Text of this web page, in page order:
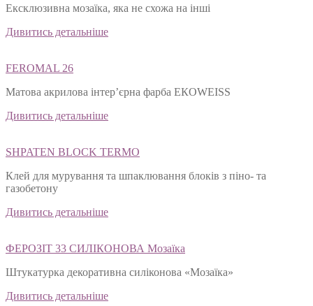
Ексклюзивна мозаїка, яка не схожа на інші
Дивитись детальніше
FEROMAL 26
Матова акрилова інтер’єрна фарба ЕКОWEISS
Дивитись детальніше
SHPATEN BLOСK TERMO
Клей для мурування та шпаклювання блоків з піно- та
газобетону
Дивитись детальніше
ФЕРОЗІТ 33 СИЛІКОНОВА Мозаїка
Штукатурка декоративна силіконова «Мозаїка»
Дивитись детальніше